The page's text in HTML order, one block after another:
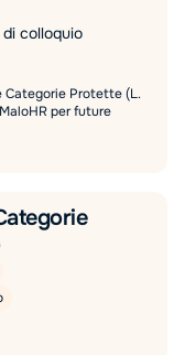
colloquio
Protette (L.
per future